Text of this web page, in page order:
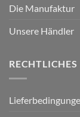
Die Manufaktur
Unsere Händler
RECHTLICHES